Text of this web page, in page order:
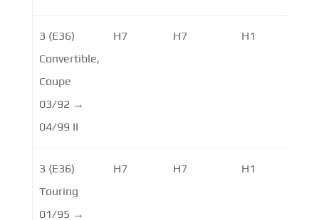
3 (E36)
Convertible,
Coupe
03/92 →
04/99 II
H7 H7 H1
3 (E36)
Touring
01/95 →
H7 H7 H1